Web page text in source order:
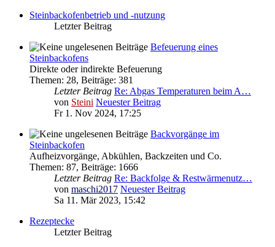
Steinbackofenbetrieb und -nutzung
Letzter Beitrag
Befeuerung eines
Steinbackofens
Direkte oder indirekte Befeuerung
Themen: 28, Beiträge: 381
Letzter Beitrag Re: Abgas Temperaturen beim A…
von Steini Neuester Beitrag
Fr 1. Nov 2024, 17:25
Backvorgänge im
Steinbackofen
Aufheizvorgänge, Abkühlen, Backzeiten und Co.
Themen: 87, Beiträge: 1666
Letzter Beitrag Re: Backfolge & Restwärmenutz…
von maschi2017 Neuester Beitrag
Sa 11. Mär 2023, 15:42
Rezeptecke
Letzter Beitrag